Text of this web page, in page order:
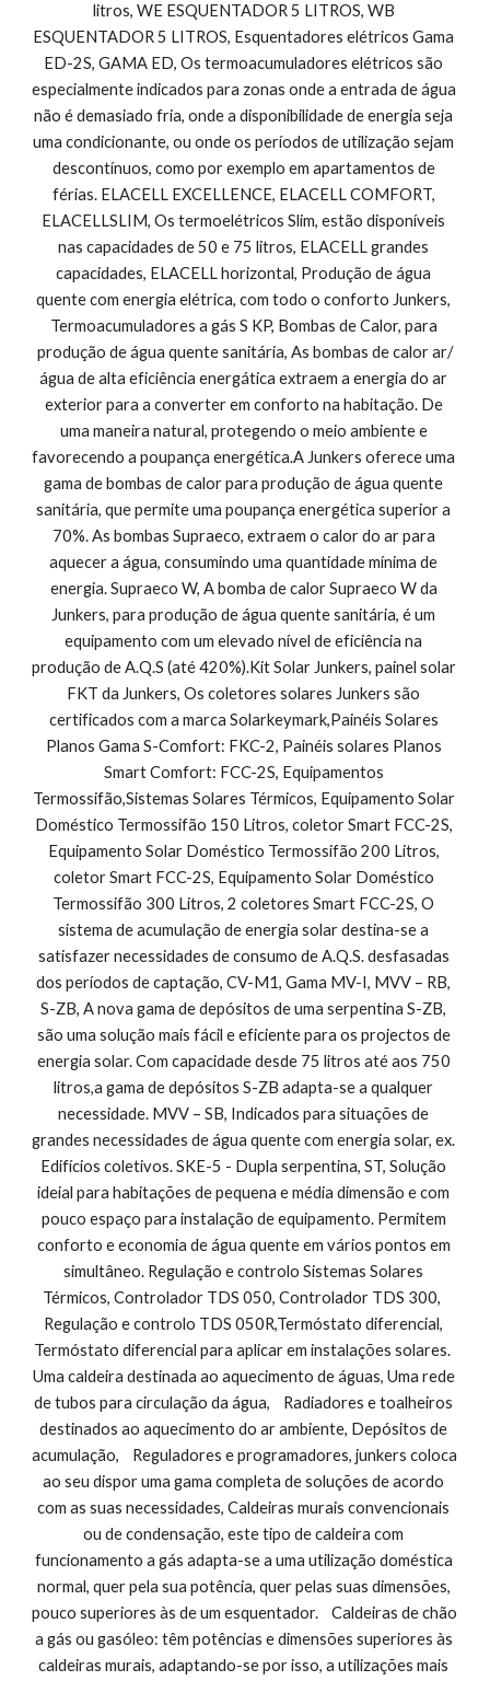
litros, WE ESQUENTADOR 5 LITROS, WB
ESQUENTADOR 5 LITROS, Esquentadores elétricos Gama
ED-2S, GAMA ED, Os termoacumuladores elétricos são
especialmente indicados para zonas onde a entrada de água
não é demasiado fria, onde a disponibilidade de energia seja
uma condicionante, ou onde os períodos de utilização sejam
descontínuos, como por exemplo em apartamentos de
férias. ELACELL EXCELLENCE, ELACELL COMFORT,
ELACELLSLIM, Os termoelétricos Slim, estão disponíveis
nas capacidades de 50 e 75 litros, ELACELL grandes
capacidades, ELACELL horizontal, Produção de água
quente com energia elétrica, com todo o conforto Junkers,
Termoacumuladores a gás S KP, Bombas de Calor, para
produção de água quente sanitária, As bombas de calor ar/
água de alta eficiência energática extraem a energia do ar
exterior para a converter em conforto na habitação. De
uma maneira natural, protegendo o meio ambiente e
favorecendo a poupança energética.A Junkers oferece uma
gama de bombas de calor para produção de água quente
sanitária, que permite uma poupança energética superior a
70%. As bombas Supraeco, extraem o calor do ar para
aquecer a água, consumindo uma quantidade mínima de
energia. Supraeco W, A bomba de calor Supraeco W da
Junkers, para produção de água quente sanitária, é um
equipamento com um elevado nível de eficiência na
produção de A.Q.S (até 420%).Kit Solar Junkers, painel solar
FKT da Junkers, Os coletores solares Junkers são
certificados com a marca Solarkeymark,Painéis Solares
Planos Gama S-Comfort: FKC-2, Painéis solares Planos
Smart Comfort: FCC-2S, Equipamentos
Termossifão,Sistemas Solares Térmicos, Equipamento Solar
Doméstico Termossifão 150 Litros, coletor Smart FCC-2S,
Equipamento Solar Doméstico Termossifão 200 Litros,
coletor Smart FCC-2S, Equipamento Solar Doméstico
Termossifão 300 Litros, 2 coletores Smart FCC-2S, O
sistema de acumulação de energia solar destina-se a
satisfazer necessidades de consumo de A.Q.S. desfasadas
dos períodos de captação, CV-M1, Gama MV-I, MVV – RB,
S-ZB, A nova gama de depósitos de uma serpentina S-ZB,
são uma solução mais fácil e eficiente para os projectos de
energia solar. Com capacidade desde 75 litros até aos 750
litros,a gama de depósitos S-ZB adapta-se a qualquer
necessidade. MVV – SB, Indicados para situações de
grandes necessidades de água quente com energia solar, ex.
Edifícios coletivos. SKE-5 - Dupla serpentina, ST, Solução
ideial para habitações de pequena e média dimensão e com
pouco espaço para instalação de equipamento. Permitem
conforto e economia de água quente em vários pontos em
simultâneo. Regulação e controlo Sistemas Solares
Térmicos, Controlador TDS 050, Controlador TDS 300,
Regulação e controlo TDS 050R,Termóstato diferencial,
Termóstato diferencial para aplicar em instalações solares.
Uma caldeira destinada ao aquecimento de águas, Uma rede
de tubos para circulação da água,    Radiadores e toalheiros
destinados ao aquecimento do ar ambiente, Depósitos de
acumulação,    Reguladores e programadores, junkers coloca
ao seu dispor uma gama completa de soluções de acordo
com as suas necessidades, Caldeiras murais convencionais
ou de condensação, este tipo de caldeira com
funcionamento a gás adapta-se a uma utilização doméstica
normal, quer pela sua potência, quer pelas suas dimensões,
pouco superiores às de um esquentador.    Caldeiras de chão
a gás ou gasóleo: têm potências e dimensões superiores às
caldeiras murais, adaptando-se por isso, a utilizações mais